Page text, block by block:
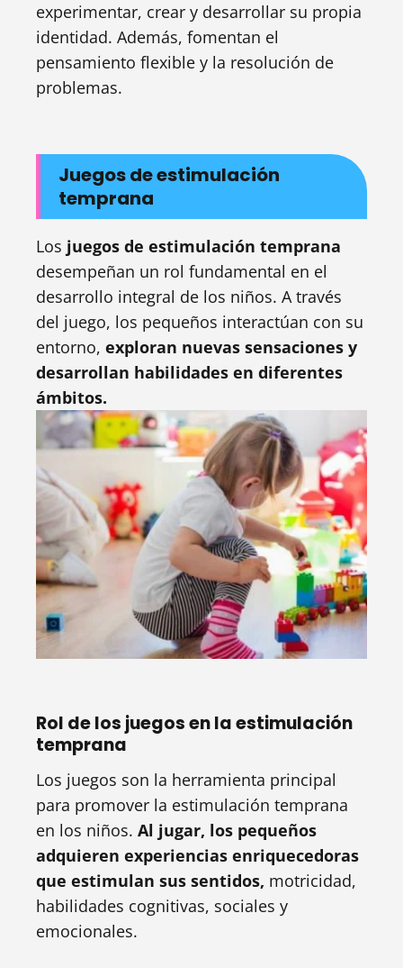
experimentar, crear y desarrollar su propia
identidad. Además, fomentan el
pensamiento flexible y la resolución de
problemas.
Juegos de estimulación
temprana
Los juegos de estimulación temprana
desempeñan un rol fundamental en el
desarrollo integral de los niños. A través
del juego, los pequeños interactúan con su
entorno, exploran nuevas sensaciones y
desarrollan habilidades en diferentes
ámbitos.
Rol de los juegos en la estimulación
temprana
Los juegos son la herramienta principal
para promover la estimulación temprana
en los niños. Al jugar, los pequeños
adquieren experiencias enriquecedoras
que estimulan sus sentidos, motricidad,
habilidades cognitivas, sociales y
emocionales.